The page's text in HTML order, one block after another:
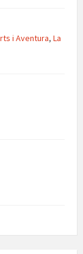
i Aventura, La